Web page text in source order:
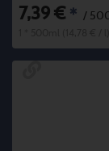
7,39 € * /